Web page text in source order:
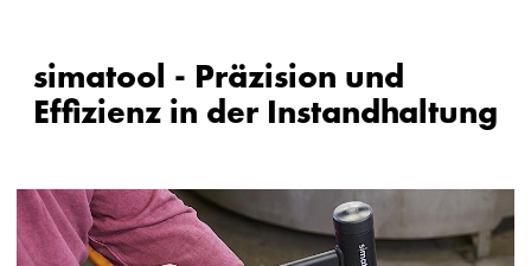
simatool - Präzision und
Effizienz in der Instandhaltung